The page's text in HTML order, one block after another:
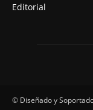
Editorial
© Diseñado y